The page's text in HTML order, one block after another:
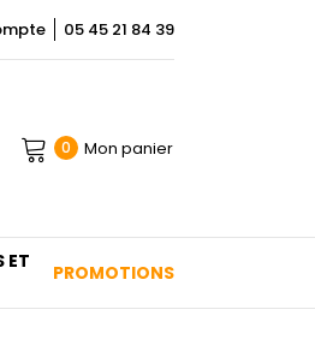
05 45 21 84 39
0 Mon panier
ET
PROMOTIONS